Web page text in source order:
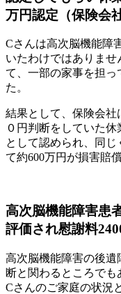
万円認定（保険会
Cさんは高次脳機能障
いたわけではありませ
て、一部の家事を担っ
た。
結果として、保険会社
０円判断をしていた
として認められ、同
て約600万円が損害賠
高次脳機能障害患
評価され慰謝料
高次脳機能障害の後遺
断と関わるところで
Cさんのご家庭の状況